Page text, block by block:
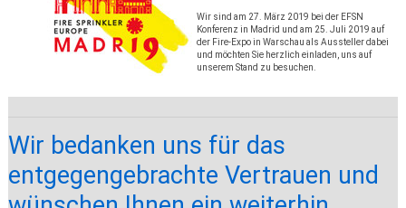
Wir sind am 27. März 2019 bei der EFSN
Konferenz in Madrid und am 25. Juli 2019 auf
der Fire-Expo in Warschau als Aussteller dabei
und möchten Sie herzlich einladen, uns auf
unserem Stand zu besuchen.
Wir bedanken uns für das
entgegengebrachte Vertrauen und